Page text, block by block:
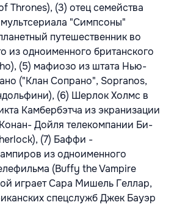
Thrones), (3) отец семейства
"Симпсоны"
путешественник во
из одноименного британского
(5) мафиозо из штата Нью-
("Клан Сопрано", Sopranos,
(6) Шерлок Холмс в
Камбербэтча из экранизации
Дойля телекомпании Би-
(7) Баффи -
из одноименного
(Buffy the Vampire
играет Сара Мишель Геллар,
спецслужб Джек Бауэр